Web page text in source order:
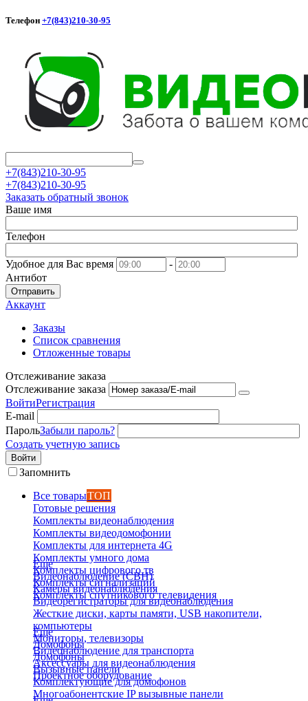
Телефон +7(843)210-30-95
+7(843)210-30-95
+7(843)210-30-95
Заказать обратный звонок
Ваше имя
Телефон
Удобное для Вас время
-
Антибот
Отправить
Аккаунт
Заказы
Список сравнения
Отложенные товары
Отслеживание заказа
Отслеживание заказа
ВойтиРегистрация
E-mail
ПарольЗабыли пароль?
Создать учетную запись
Войти
Запомнить
Все товарыТОП
Готовые решения
Комплекты видеонаблюдения
Комплекты видеодомофонии
Комплекты для интернета 4G
Комплекты умного дома
Комплекты цифрового тв
Комплекты сигнализаций
Комплекты спутникового телевидения
Еще
Видеонаблюдение (СВН)
Камеры видеонаблюдения
Видеорегистраторы для видеонаблюдения
Жесткие диски, карты памяти, USB накопители,
компьютеры
Мониторы, телевизоры
Видеонаблюдение для транспорта
Аксессуары для видеонаблюдения
Проектное оборудование
Еще
Домофоны
Домофоны
Вызывные панели
Комплектующие для домофонов
Многоабонентские IP вызывные панели